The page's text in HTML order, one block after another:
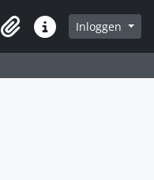
ClipboardQuick linksInloggen